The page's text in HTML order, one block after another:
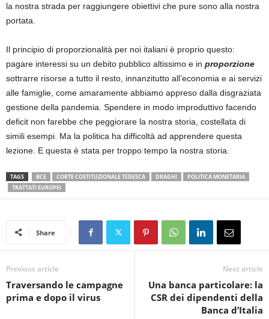
la nostra strada per raggiungere obiettivi che pure sono alla nostra
portata.
Il principio di proporzionalità per noi italiani è proprio questo:
pagare interessi su un debito pubblico altissimo e in proporzione
sottrarre risorse a tutto il resto, innanzitutto all’economia e ai servizi
alle famiglie, come amaramente abbiamo appreso dalla disgraziata
gestione della pandemia. Spendere in modo improduttivo facendo
deficit non farebbe che peggiorare la nostra storia, costellata di
simili esempi. Ma la politica ha difficoltà ad apprendere questa
lezione. E questa è stata per troppo tempo la nostra storia.
TAGS BCE CORTE COSTITUZIONALE TEDESCA DRAGHI
POLITICA MONETARIA
TRATTATI EUROPEI
Share
Previous article
Traversando le campagne
prima e dopo il virus
Next article
Una banca particolare: la
CSR dei dipendenti della
Banca d’Italia